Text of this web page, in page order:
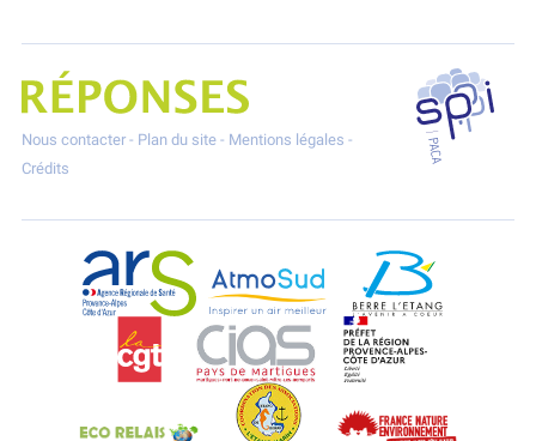
Projet Réponses - Réduire les POllutioNs en Santé Environnement
Nous contacter- Plan du site- Mentions légales -
Crédits
SPPPI
ARS Paca AtmoSud Berre l'Etang
CIAS
Eco-Relais Côte BleueEtang marin